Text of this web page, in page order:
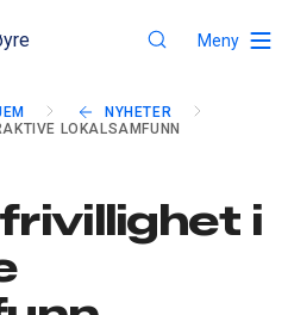
Meny
NYHETER
LOKALSAMFUNN
i